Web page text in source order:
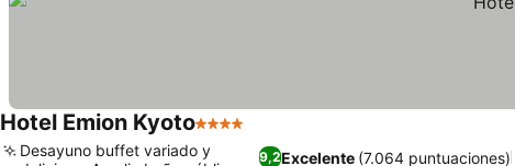
Hotel Emion Kyoto4 Estrellas
9,2Excelente (7.064 puntuaciones)
Desayuno buffet variado y